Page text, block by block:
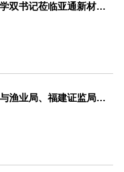
筑牢安全防线！福清市委书记樊学双书记莅临亚通新材料调研指导安全生产与生产经营工作！
多方联动赋能海洋产业！省海洋与渔业局、福建证监局、北交所、市委金融办联合走访亚通新材料调研座谈！